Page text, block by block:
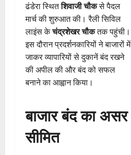
ढंडेरा स्थितशिवाजी चौकसे पैदल
मार्च की शुरुआत की। रैली सिविल
लाइंस केचंद्रशेखर चौकतक पहुंची।
इस दौरान प्रदर्शनकारियों ने बाजारों में
जाकर व्यापारियों से दुकानें बंद रखने
की अपील की और बंद को सफल
बनाने का आह्वान किया।
बाजार बंद का असर
सीमित